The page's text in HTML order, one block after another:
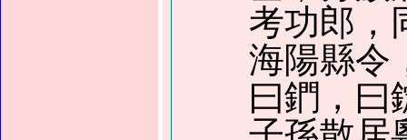
考功郎，
海陽縣令
曰鍆，曰